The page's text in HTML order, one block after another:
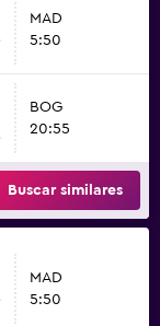
MAD
5:50
BOG
20:55
Buscar similares
MAD
5:50